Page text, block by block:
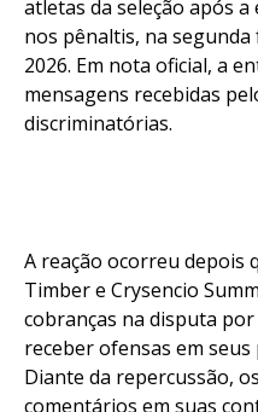
atletas da seleção após
nos pênaltis, na segunda
2026. Em nota oficial, a
mensagens recebidas
discriminatórias.
A reação ocorreu depois
Timber e Crysencio
cobranças na disputa
receber ofensas em
Diante da repercussão,
comentários em suas